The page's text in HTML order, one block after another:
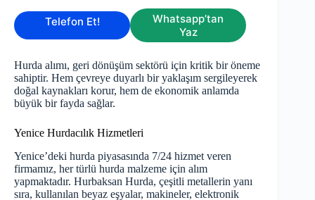
Telefon Et!
Whatsapp’tan
Yaz
Hurda alımı, geri dönüşüm sektörü için kritik bir öneme
sahiptir. Hem çevreye duyarlı bir yaklaşım sergileyerek
doğal kaynakları korur, hem de ekonomik anlamda
büyük bir fayda sağlar.
Yenice Hurdacılık Hizmetleri
Yenice’deki hurda piyasasında 7/24 hizmet veren
firmamız, her türlü hurda malzeme için alım
yapmaktadır. Hurbaksan Hurda, çeşitli metallerin yanı
sıra, kullanılan beyaz eşyalar, makineler, elektronik